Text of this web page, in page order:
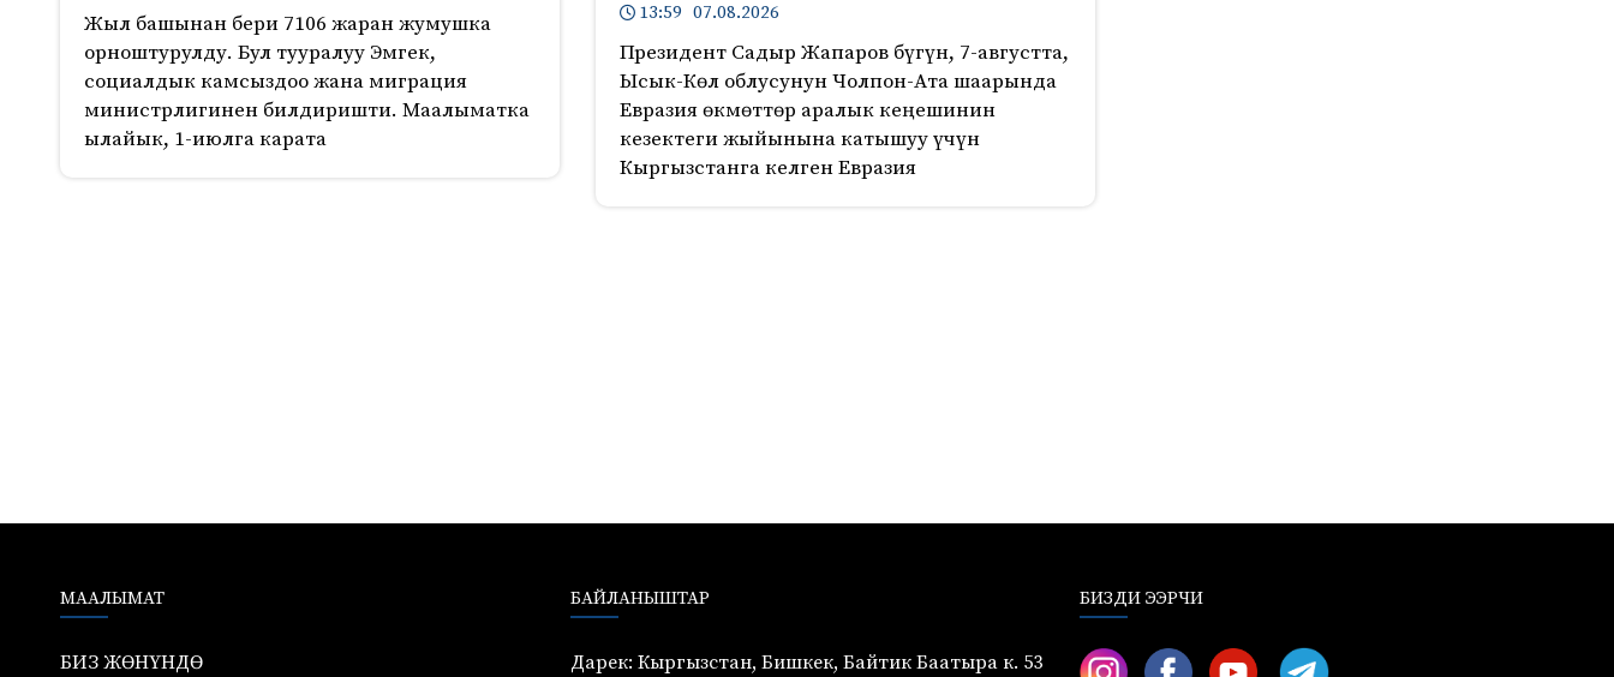
Жыл башынан бери 7106 жаран жумушка
орноштурулду. Бул тууралуу Эмгек,
социалдык камсыздоо жана миграция
министрлигинен билдиришти. Маалыматка
ылайык, 1-июлга карата
13:59 07.08.2026
Президент Садыр Жапаров бүгүн, 7-августта,
Ысык-Көл облусунун Чолпон-Ата шаарында
Евразия өкмөттөр аралык кеңешинин
кезектеги жыйынына катышуу үчүн
Кыргызстанга келген Евразия
МААЛЫМАТ
БИЗ ЖӨНҮНДӨ
БАЙЛАНЫШТАР
Дарек: Кыргызстан, Бишкек, Байтик Баатыра к. 53
БИЗДИ ЭЭРЧИ